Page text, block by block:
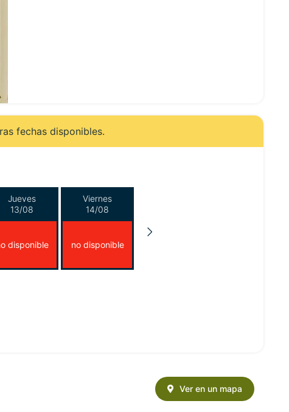
fechas disponibles.
Jueves
13/08
disponible
Viernes
14/08
no disponible
Ver en un mapa